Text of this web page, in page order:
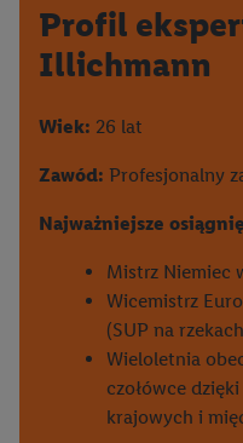
Profil
Illichmann
Wiek: 26 lat
Zawód: Profesjonalny
Najważniejsze
Mistrz Niemiec
Wicemistrz
(SUP na
Wieloletnia
czołówce
krajowych i